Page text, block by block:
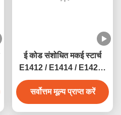
ई कोड संशोधित मकई स्टार्च
E1412 / E1414 / E1422 /
E1442
सर्वोत्तम मूल्य प्राप्त करें